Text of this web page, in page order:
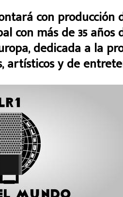
con producción
con más de 35 años
dedicada a la
artísticos y de